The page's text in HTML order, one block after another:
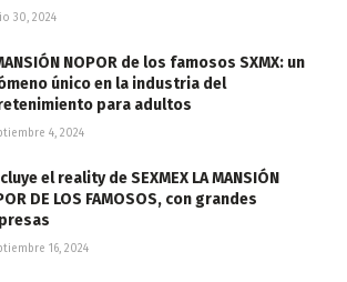
30, 2024
NOPOR de los famosos SXMX: un
único en la industria del
para adultos
4, 2024
el reality de SEXMEX LA MANSIÓN
DE LOS FAMOSOS, con grandes
16, 2024